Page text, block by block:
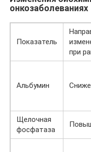
онкозаболеваниях
Показатель
при
Альбумин
Щелочная
фосфатаза